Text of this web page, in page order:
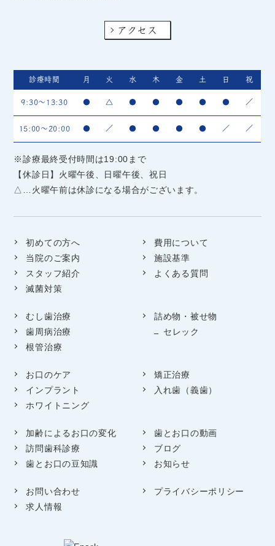
アクセス
診療時間 月 火 水 木 金 土 日 祝
9:30～13:30 ● △ ● ● ● ● ● ／
15:00～20:00 ● ／ ● ● ● ● ／ ／
※診療最終受付時間は19:00まで
【休診日】火曜午後、日曜午後、祝日
△…火曜午前は休診になる場合がございます。
初めての方へ
当院のご案内
スタッフ紹介
滅菌対策
費用について
施設基準
よくある質問
むし歯治療
歯周病治療
根管治療
詰め物・被せ物
セレック
お口のケア
インプラント
ホワイトニング
矯正治療
入れ歯（義歯）
加齢によるお口の変化
訪問歯科診療
歯とお口の豆知識
歯とお口の動画
ブログ
お知らせ
お問い合わせ
求人情報
プライバシーポリシー